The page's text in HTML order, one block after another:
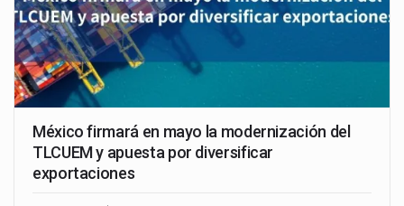
México firmará en mayo la modernización del
TLCUEM y apuesta por diversificar
exportaciones